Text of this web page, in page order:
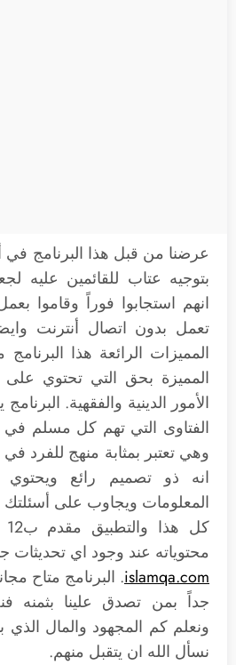
عرضنا من قبل هذا البرنامج في
بتوجيه عتاب للقائمين عليه
انهم استجابوا فوراً وقاموا
تعمل بدون اتصال أنترنت
المميزات الرائعة هذا البرنامج
المميزة بحق التي تحتوي
الأمور الدينية والفقهية.
الفتاوى التي تهم كل مسلم في
وهي تعتبر بمثابة منهج للفرد في
انه ذو تصميم رائع
المعلومات ويجاوب على أسئلتك
محتوياته عند وجود اي
islamqa.com. البرنامج متاح
جداً بمن تصدق علينا بثمنه
ونعلم كم المجهود والمال الذي
نسأل الله ان يتقبل منهم.